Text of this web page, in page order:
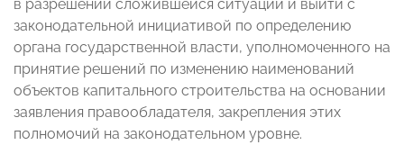
в разрешении сложившейся ситуации и выйти с
законодательной инициативой по определению
органа государственной власти, уполномоченного на
принятие решений по изменению наименований
объектов капитального строительства на основании
заявления правообладателя, закрепления этих
полномочий на законодательном уровне.